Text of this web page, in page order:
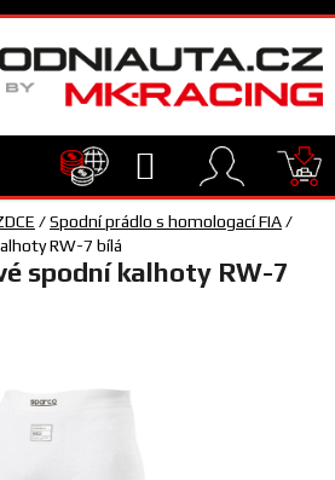
Hledat
/Spodní prádlo s homologací FIA/
RW-7 bílá
spodní kalhoty RW-7